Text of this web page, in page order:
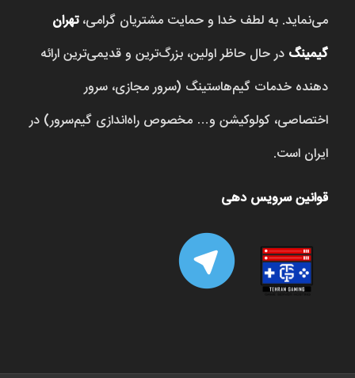
می‌نماید. به لطف خدا و حمایت مشتریان گرامی،تهران
گیمینگ در حال حاظر اولین، بزرگ‌ترین و قدیمی‌ترین ارائه
دهنده خدمات گیم‌هاستینگ (سرور مجازی، سرور
اختصاصی، کولوکیشن و… مخصوص راه‌اندازی گیم‌سرور) در
ایران است.
قوانین سرویس دهی